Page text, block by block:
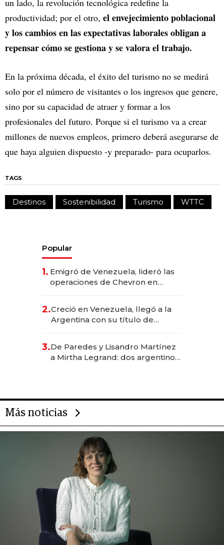
productividad; por el otro, el envejecimiento poblacional
y los cambios en las expectativas laborales obligan a
repensar cómo se gestiona y se valora el trabajo.
En la próxima década, el éxito del turismo no se medirá
solo por el número de visitantes o los ingresos que genere,
sino por su capacidad de atraer y formar a los
profesionales del futuro. Porque si el turismo va a crear
millones de nuevos empleos, primero deberá asegurarse de
que haya alguien dispuesto -y preparado- para ocuparlos.
TAGS
Destinos Sostenibilidad Turismo WTTC
Popular
1. Emigró de Venezuela, lideró las
operaciones de Chevron en
2.Creció en Venezuela, llegó a la
Argentina con su título de
las marcas "fast premium"
3.De Paredes y Lisandro Martínez
a Mirtha Legrand: dos argentinos
Más noticias